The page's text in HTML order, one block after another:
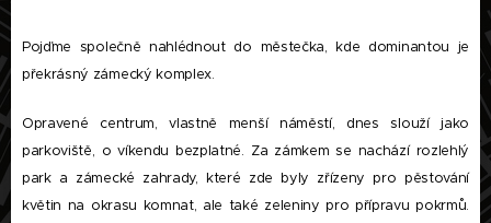
Pojďme společně nahlédnout do městečka, kde dominantou je
překrásný zámecký komplex.
Opravené centrum, vlastně menší náměstí, dnes slouží jako
parkoviště, o víkendu bezplatné. Za zámkem se nachází rozlehlý
park a zámecké zahrady, které zde byly zřízeny pro pěstování
květin na okrasu komnat, ale také zeleniny pro přípravu pokrmů.